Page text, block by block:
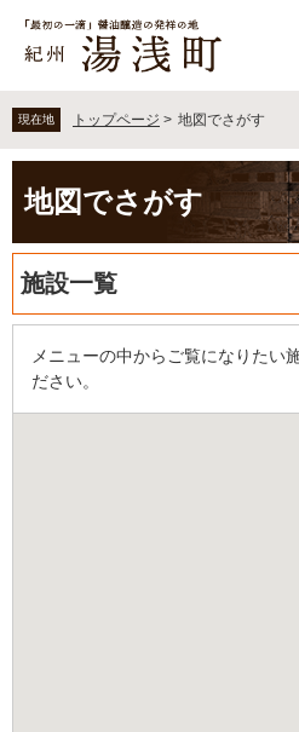
の
先
で
ー
を
ば
本
現在地 トップページ > 地図でさがす
文地図でさがす
施設一覧
メニューの中からご覧になりたい
ださい。